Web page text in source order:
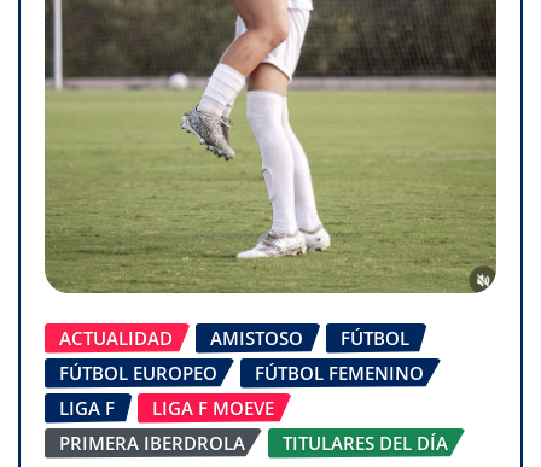
ACTUALIDAD AMISTOSO
FÚTBOL
FÚTBOL EUROPEO
FÚTBOL FEMENINO
LIGA F
LIGA F MOEVE
PRIMERA IBERDROLA
TITULARES DEL DÍA